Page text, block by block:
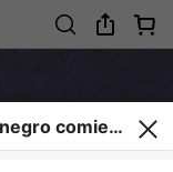
comiend